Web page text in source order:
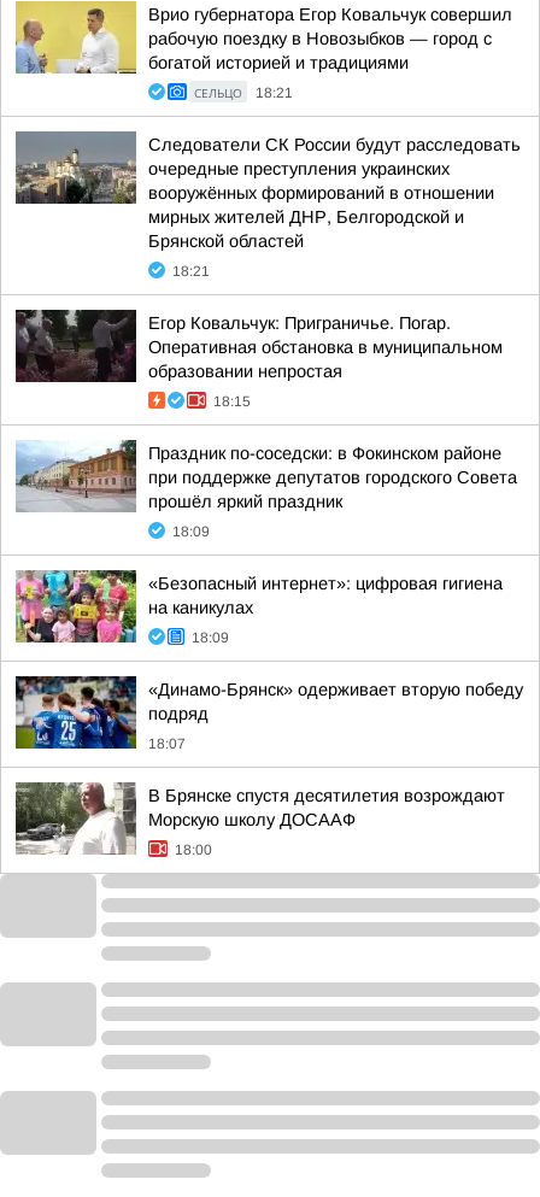
Врио губернатора Егор Ковальчук совершил
рабочую поездку в Новозыбков — город с
богатой историей и традициями
СЕЛЬЦО 18:21
Следователи СК России будут расследовать
очередные преступления украинских
вооружённых формирований в отношении
мирных жителей ДНР, Белгородской и
Брянской областей
18:21
Егор Ковальчук: Приграничье. Погар.
Оперативная обстановка в муниципальном
образовании непростая
18:15
Праздник по-соседски: в Фокинском районе
при поддержке депутатов городского Совета
прошёл яркий праздник
18:09
«Безопасный интернет»: цифровая гигиена
на каникулах
18:09
«Динамо-Брянск» одерживает вторую победу
подряд
18:07
В Брянске спустя десятилетия возрождают
Морскую школу ДОСААФ
18:00